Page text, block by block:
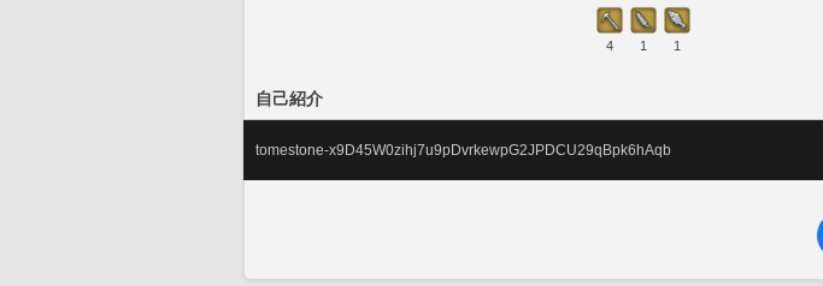
4 1 1
自己紹介
tomestone-x9D45W0zihj7u9pDvrkewpG2JPDCU29qBpk6hAqb